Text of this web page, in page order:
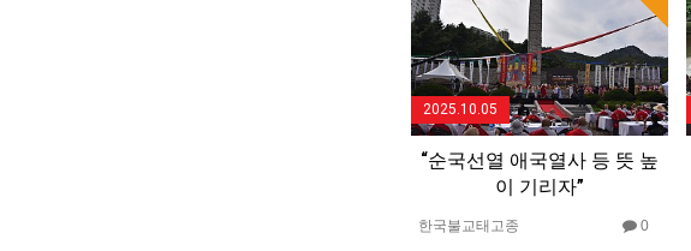
2025.10.05
“순국선열 애국열사 등 뜻 높
이 기리자”
한국불교태고종 0